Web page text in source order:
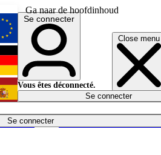
Ga naar de hoofdinhoud
Close menu
Se connecter
Économie
English
Deutsch
Español
Se connecter
Vous êtes déconnecté.
Se connecter